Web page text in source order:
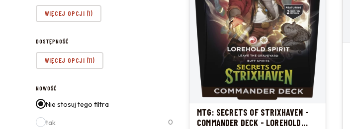
Marka
WIĘCEJ OPCJI (1)
DOSTĘPNOŚĆ
Dostępność
WIĘCEJ OPCJI (11)
NOWOŚĆ
Nie stosuj tego filtra
tak 0
MTG: SECRETS OF STRIXHAVEN -
COMMANDER DECK - LOREHOLD